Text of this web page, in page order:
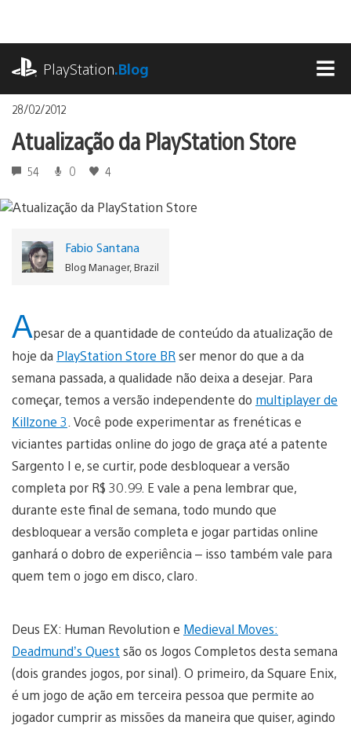
o
conteúdoPlayStation.Blog
28/02/2012
Atualização da PlayStation Store
54 0 4
Fabio Santana
Blog Manager, Brazil
Apesar de a quantidade de conteúdo da atualização de
hoje da PlayStation Store BRser menor do que a da
semana passada, a qualidade não deixa a desejar. Para
começar, temos a versão independente do multiplayer de
Killzone 3 . Você pode experimentar as frenéticas e
viciantes partidas online do jogo de graça até a patente
Sargento I e, se curtir, pode desbloquear a versão
completa por R$ 30.99. E vale a pena lembrar que,
durante este final de semana, todo mundo que
desbloquear a versão completa e jogar partidas online
ganhará o dobro de experiência – isso também vale para
quem tem o jogo em disco, claro.
Deus EX: Human Revolution e Medieval Moves:
Deadmund’s Quest são os Jogos Completos desta semana
(dois grandes jogos, por sinal). O primeiro, da Square Enix,
é um jogo de ação em terceira pessoa que permite ao
jogador cumprir as missões da maneira que quiser, agindo